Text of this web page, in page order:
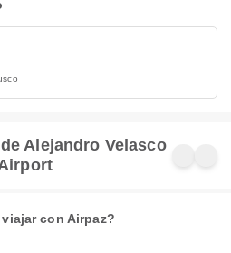
Alejandro Velasco
con Airpaz?